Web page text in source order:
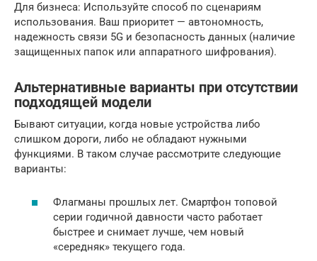
Для бизнеса: Используйте способ по сценариям
использования. Ваш приоритет — автономность,
надежность связи 5G и безопасность данных (наличие
защищенных папок или аппаратного шифрования).
Альтернативные варианты при отсутствии
подходящей модели
Бывают ситуации, когда новые устройства либо
слишком дороги, либо не обладают нужными
функциями. В таком случае рассмотрите следующие
варианты:
Флагманы прошлых лет. Смартфон топовой
серии годичной давности часто работает
быстрее и снимает лучше, чем новый
«середняк» текущего года.